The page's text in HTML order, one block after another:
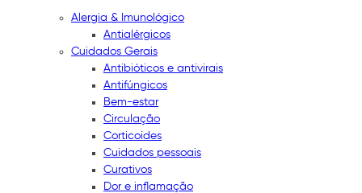
Alergia & Imunológico
Antialérgicos
Cuidados Gerais
Antibióticos e antivirais
Antifúngicos
Bem-estar
Circulação
Corticoides
Cuidados pessoais
Curativos
Dor e inflamação